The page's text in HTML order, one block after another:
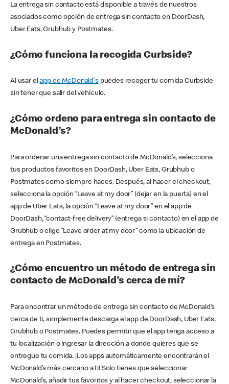
La entrega sin contacto está disponible a través de nuestros
asociados como opción de entrega sin contacto en DoorDash,
Uber Eats, Grubhub y Postmates.
¿Cómo funciona la recogida Curbside?
Al usar elapp de McDonald'spuedes recoger tu comida Curbside
sin tener que salir del vehículo.
¿Cómo ordeno para entrega sin contacto de
McDonald’s?
Para ordenar una entrega sin contacto de McDonald’s, selecciona
tus productos favoritos en DoorDash, Uber Eats, Grubhub o
Postmates como siempre haces. Después, al hacer el checkout,
selecciona la opción “Leave at my door” (dejar en la puerta) en el
app de Uber Eats, la opción “Leave at my door” en el app de
DoorDash, “contact-free delivery” (entrega si contacto) en el app de
Grubhub o elige “Leave order at my door” como la ubicación de
entrega en Postmates.
¿Cómo encuentro un método de entrega sin
contacto de McDonald’s cerca de mí?
Para encontrar un método de entrega sin contacto de McDonald’s
cerca de ti, simplemente descarga el app de DoorDash, Uber Eats,
Grubhub o Postmates. Puedes permitir que el app tenga acceso a
tu localización o ingresar la dirección a donde quieres que se
entregue tu comida. ¡Los apps automáticamente encontrarán el
McDonald’s más cercano a ti! Solo tienes que seleccionar
McDonald’s, añadir tus favoritos y al hacer checkout, seleccionar la